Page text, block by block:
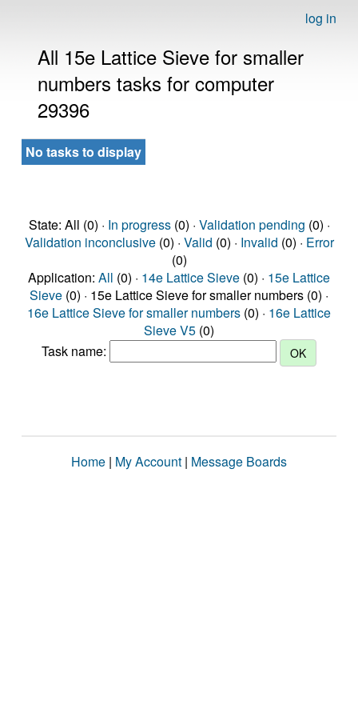
log in
All 15e Lattice Sieve for smaller
numbers tasks for computer
29396
No tasks to display
State: All (0) · In progress(0) · Validation pending (0) ·
Validation inconclusive(0) · Valid (0) · Invalid (0) · Error
(0)
Application: All (0) · 14e Lattice Sieve (0) · 15e Lattice
Sieve (0) · 15e Lattice Sieve for smaller numbers (0) ·
16e Lattice Sieve for smaller numbers (0) · 16e Lattice
Sieve V5 (0)
Task name:
Home | My Account | Message Boards